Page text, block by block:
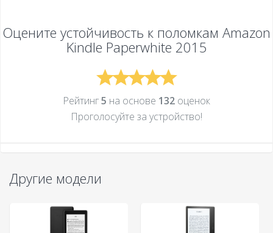
Оцените устойчивость к поломкам Amazon
Kindle Paperwhite 2015
Рейтинг5 на основе 132 оценок
Проголосуйте за устройcтво!
Другие модели